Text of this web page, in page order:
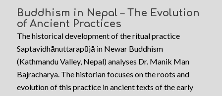
Buddhism in Nepal – The Evolution
of Ancient Practices
The historical development of the ritual practice
Saptavidhānuttarapūjā in Newar Buddhism
(Kathmandu Valley, Nepal) analyses Dr. Manik Man
Bajracharya. The historian focuses on the roots and
evolution of this practice in ancient texts of the early